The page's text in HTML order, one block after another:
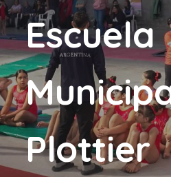
Escuela
Plottier